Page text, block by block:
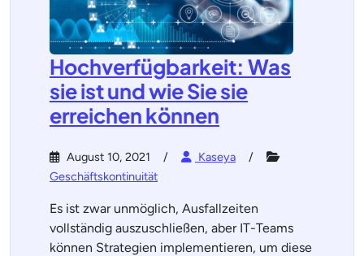
Hochverfügbarkeit: Was
sie ist und wie Sie sie
erreichen können
August 10, 2021
Kaseya
Geschäftskontinuität
Es ist zwar unmöglich, Ausfallzeiten
vollständig auszuschließen, aber IT-Teams
können Strategien implementieren, um diese